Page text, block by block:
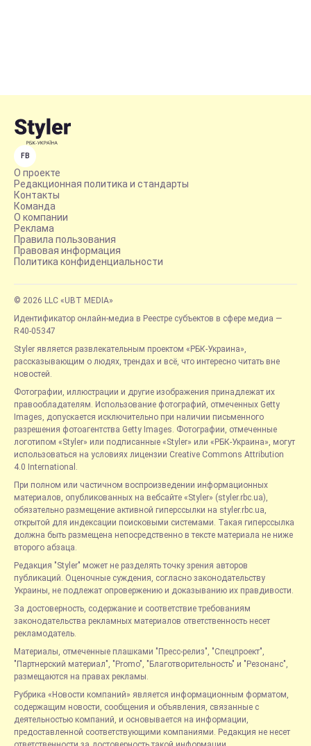
FB
О проекте
Редакционная политика и стандарты
Контакты
Команда
О компании
Реклама
Правила пользования
Правовая информация
Политика конфиденциальности
© 2026 LLC «UBT MEDIA»
Идентификатор онлайн-медиа в Реестре субъектов в сфере медиа —
R40-05347
Styler является развлекательным проектом «РБК-Украина»,
рассказывающим о людях, трендах и всё, что интересно читать вне
новостей.
Фотографии, иллюстрации и другие изображения принадлежат их
правообладателям. Использование фотографий, отмеченных Getty
Images, допускается исключительно при наличии письменного
разрешения фотоагентства Getty Images. Фотографии, отмеченные
логотипом «Styler» или подписанные «Styler» или «РБК-Украина», могут
использоваться на условиях лицензии Creative Commons Attribution
4.0 International.
При полном или частичном воспроизведении информационных
материалов, опубликованных на вебсайте «Styler» (styler.rbc.ua),
обязательно размещение активной гиперссылки на styler.rbc.ua,
открытой для индексации поисковыми системами. Такая гиперссылка
должна быть размещена непосредственно в тексте материала не ниже
второго абзаца.
Редакция "Styler" может не разделять точку зрения авторов
публикаций. Оценочные суждения, согласно законодательству
Украины, не подлежат опровержению и доказыванию их правдивости.
За достоверность, содержание и соответствие требованиям
законодательства рекламных материалов ответственность несет
рекламодатель.
Материалы, отмеченные плашками "Пресс-релиз", "Спецпроект",
"Партнерский материал", "Promo", "Благотворительность" и "Резонанс",
размещаются на правах рекламы.
Рубрика «Новости компаний» является информационным форматом,
содержащим новости, сообщения и объявления, связанные с
деятельностью компаний, и основывается на информации,
предоставленной соответствующими компаниями. Редакция не несет